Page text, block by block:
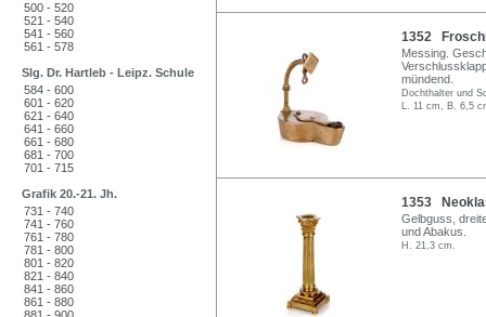
500 - 520
521 - 540
541 - 560
561 - 578
Slg. Dr. Hartleb - Leipz. Schule
584 - 600
601 - 620
621 - 640
641 - 660
661 - 680
681 - 700
701 - 715
Grafik 20.-21. Jh.
731 - 740
741 - 760
761 - 780
781 - 800
801 - 820
821 - 840
841 - 860
861 - 880
1352
Messing.
mündend.
Dochthalter und
L. 11 cm, B. 6,5
1353
Gelbguss,
und Abakus.
H. 21,3 cm.